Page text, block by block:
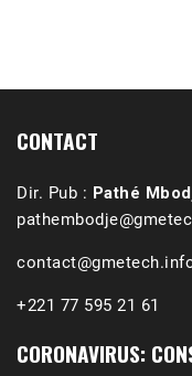
1988-1989 :  La
CONTACT
Dir. Pub : Pathé
+221 77 595 21 61
CORONAVIRUS: